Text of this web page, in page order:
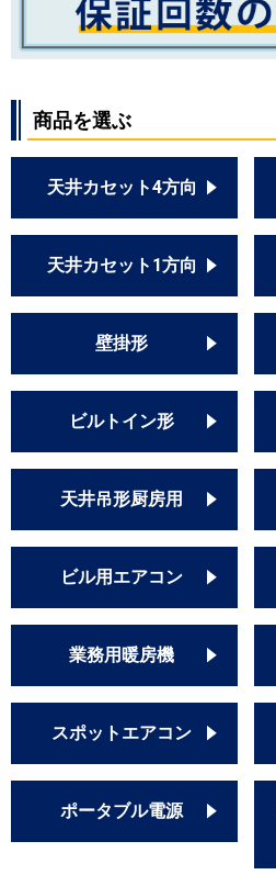
商品を選ぶ
天井カセット4方向
天井カセット1方向
壁掛形
ビルトイン形
天井吊形厨房用
ビル用エアコン
業務用暖房機
スポットエアコン
ポータブル電源